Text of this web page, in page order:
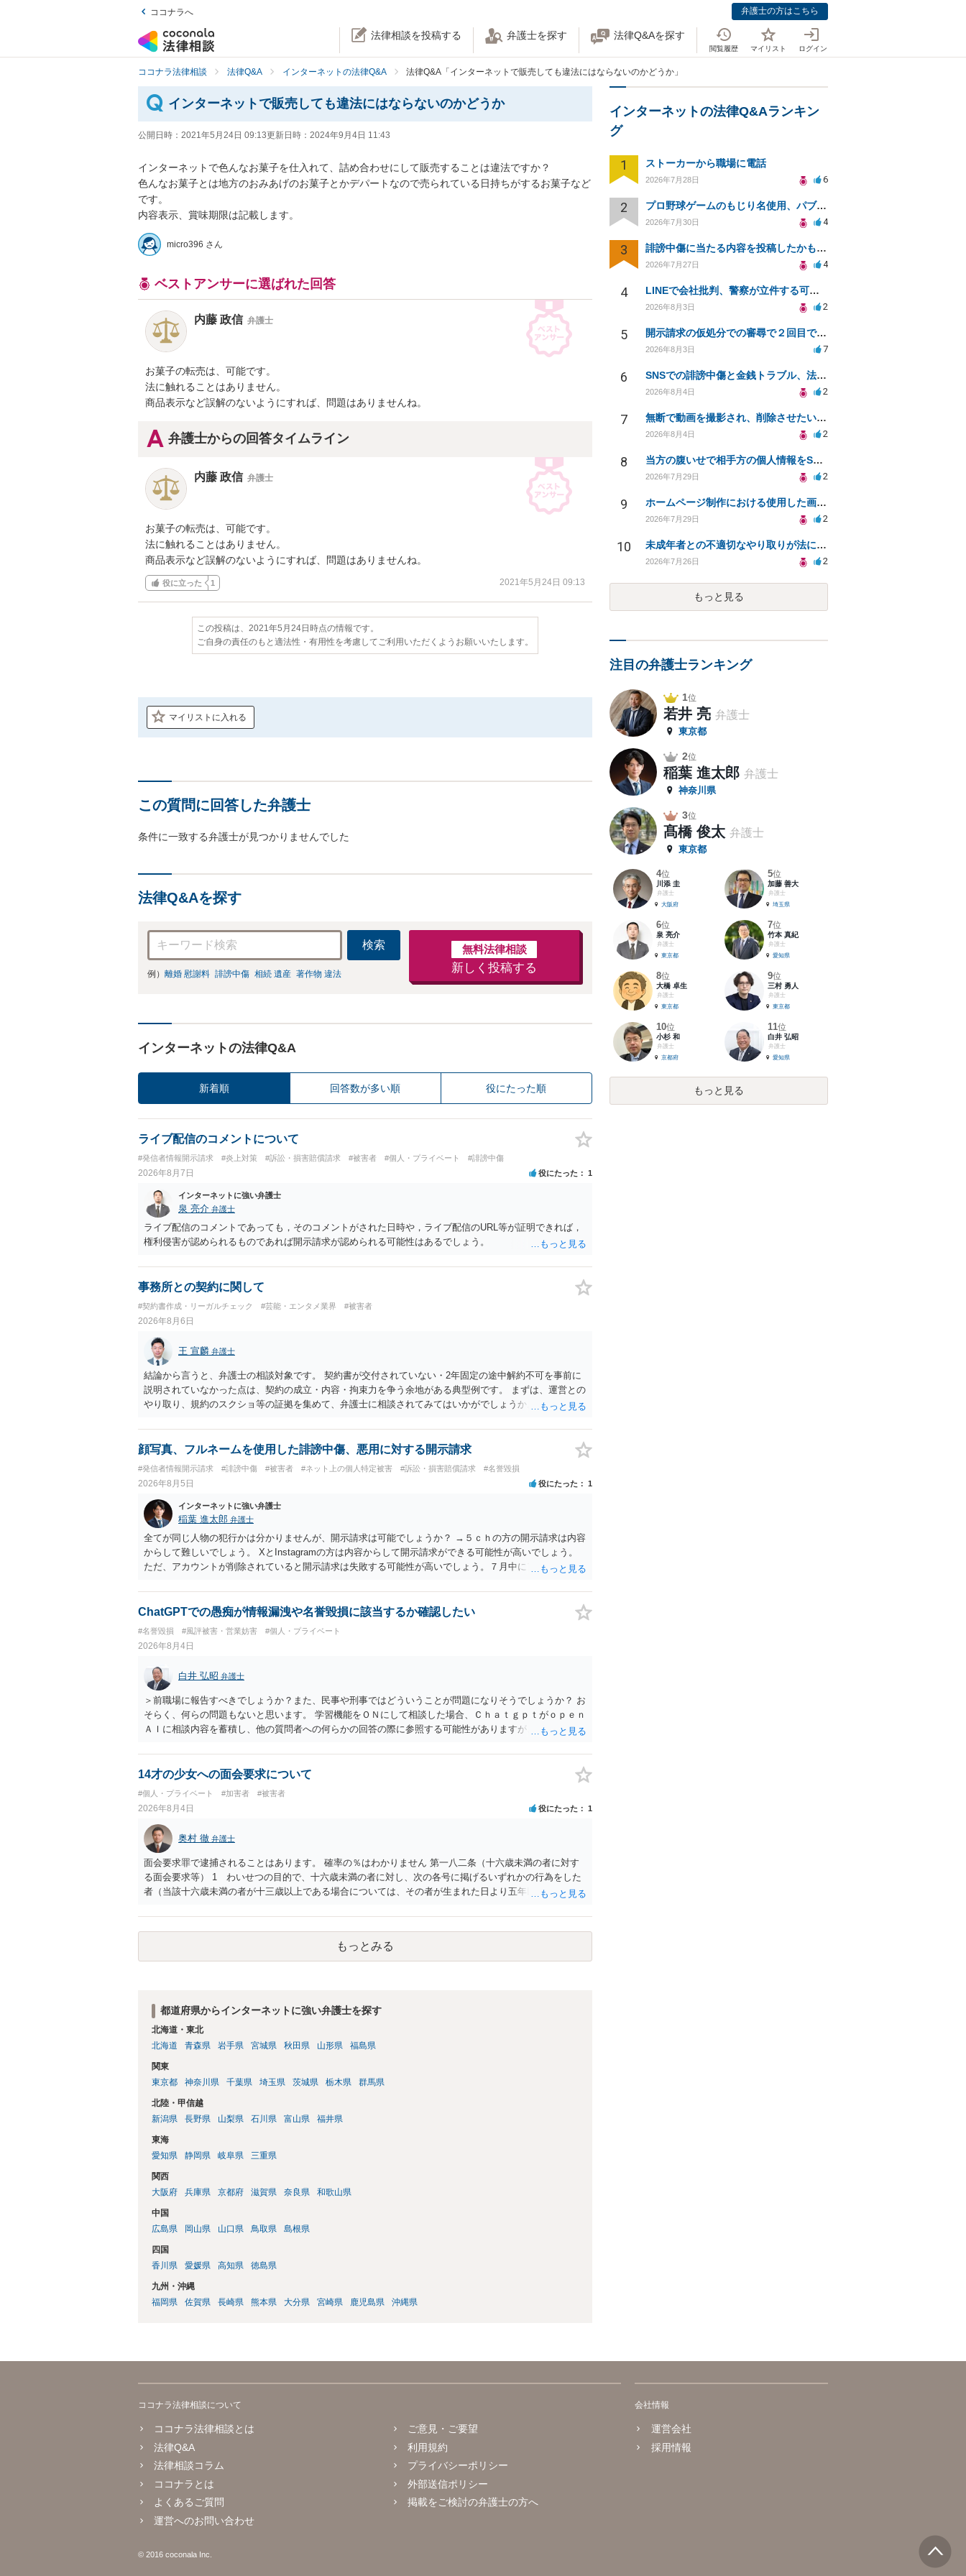
ココナラへ 弁護士の方はこちら
法律相談を投稿する 弁護士を探す 法律Q&Aを探す
閲覧履歴 マイリスト ログイン
ココナラ法律相談 法律Q&A インターネットの法律Q&A 法律Q&A「インターネットで販売しても違法にはならないのかどうか」
インターネットで販売しても違法にはならないのかどうか
公開日時： 2021年5月24日 09:13更新日時： 2024年9月4日 11:43
インターネットで色んなお菓子を仕入れて、詰め合わせにして販売することは違法ですか？
色んなお菓子とは地方のおみあげのお菓子とかデパートなので売られている日持ちがするお菓子など
です。
内容表示、賞味期限は記載します。
micro396 さん
ベストアンサーに選ばれた回答
内藤 政信 弁護士
お菓子の転売は、可能です。
法に触れることはありません。
商品表示など誤解のないようにすれば、問題はありませんね。
弁護士からの回答タイムライン
内藤 政信 弁護士
お菓子の転売は、可能です。
法に触れることはありません。
商品表示など誤解のないようにすれば、問題はありませんね。
役に立った 1 2021年5月24日 09:13
この投稿は、2021年5月24日時点の情報です。
ご自身の責任のもと適法性・有用性を考慮してご利用いただくようお願いいたします。
マイリストに入れる
この質問に回答した弁護士
条件に一致する弁護士が見つかりませんでした
法律Q&Aを探す
検索
例） 離婚 慰謝料 誹謗中傷 相続 遺産 著作物 違法
無料法律相談
新しく投稿する
インターネットの法律Q&A
新着順 回答数が多い順 役にたった順
ライブ配信のコメントについて
#発信者情報開示請求 #炎上対策 #訴訟・損害賠償請求 #被害者 #個人・プライベート #誹謗中傷
2026年8月7日 役にたった 1
インターネットに強い弁護士
泉 亮介 弁護士
ライブ配信のコメントであっても，そのコメントがされた日時や，ライブ配信のURL等が証明できれば，
権利侵害が認められるものであれば開示請求が認められる可能性はあるでしょう。
事務所との契約に関して
#契約書作成・リーガルチェック #芸能・エンタメ業界 #被害者
2026年8月6日
王 宣麟 弁護士
結論から言うと、弁護士の相談対象です。 契約書が交付されていない・2年固定の途中解約不可を事前に
説明されていなかった点は、契約の成立・内容・拘束力を争う余地がある典型例です。 まずは、運営との
やり取り、規約のスクショ等の証拠を集めて、弁護士に相談されてみてはいかがでしょうか。 また同時並
顔写真、フルネームを使用した誹謗中傷、悪用に対する開示請求
#発信者情報開示請求 #誹謗中傷 #被害者 #ネット上の個人特定被害 #訴訟・損害賠償請求 #名誉毀損
2026年8月5日 役にたった 1
インターネットに強い弁護士
稲葉 進太郎 弁護士
全てが同じ人物の犯行かは分かりませんが、開示請求は可能でしょうか？ →５ｃｈの方の開示請求は内容
からして難しいでしょう。 XとInstagramの方は内容からして開示請求ができる可能性が高いでしょう。
ただ、アカウントが削除されていると開示請求は失敗する可能性が高いでしょう。７月中にアカウントが
相手に全ての弁護士費用を負担させることは可能でしょうか？ →訴訟外の交渉で相手方が認めれば負担さ
せることができるでしょう。訴訟で判決となった場合は、実際の弁護士費用が認められる場合と認められ
ChatGPTでの愚痴が情報漏洩や名誉毀損に該当するか確認したい
#名誉毀損 #風評被害・営業妨害 #個人・プライベート
2026年8月4日
白井 弘昭 弁護士
＞前職場に報告すべきでしょうか？また、民事や刑事ではどういうことが問題になりそうでしょうか？ お
そらく、何らの問題もないと思います。 学習機能をＯＮにして相談した場合、Ｃｈａｔｇｐｔがｏｐｅｎ
ＡＩに相談内容を蓄積し、他の質問者への何らかの回答の際に参照する可能性がありますが、個人名や会
ので、その情報自体が、秘密情報に当たるとは思えませんし、名誉棄損として、個人や会社に対する誹謗
中傷の不特定多数への公開に当たるとも思われません。 もちろん、誰がその内容をｃｈａｔｇｐｔに入力
して書き込んだとしても）、相談者さんが刑事民事の責任に問われることはないでしょう。 私見ながらご
参考まで。
14才の少女への面会要求について
#個人・プライベート #加害者 #被害者
2026年8月4日 役にたった 1
奥村 徹 弁護士
面会要求罪で逮捕されることはあります。 確率の％はわかりません 第一八二条（十六歳未満の者に対す
る面会要求等） 1 わいせつの目的で、十六歳未満の者に対し、次の各号に掲げるいずれかの行為をした
者（当該十六歳未満の者が十三歳以上である場合については、その者が生まれた日より五年以上前の日に
又は誘惑して面会を要求すること。 二 拒まれたにもかかわらず、反復して面会を要求すること。 三
金銭その他の利益を供与し、又はその申込み若しくは約束をして面会を要求すること。 2前項の罪を犯
し、よってわいせつの目的で当該十六歳未満の者と面会をした者は、二年以下の拘禁刑又は百万円以下の
罰金に処する。
もっとみる
都道府県からインターネットに強い弁護士を探す
北海道・東北
北海道
青森県 岩手県 宮城県 秋田県 山形県 福島県
関東
東京都
神奈川県 千葉県 埼玉県 茨城県 栃木県 群馬県
北陸・甲信越
新潟県
長野県 山梨県 石川県 富山県 福井県
東海
愛知県
静岡県 岐阜県 三重県
関西
大阪府
兵庫県 京都府 滋賀県 奈良県 和歌山県
中国
広島県
岡山県 山口県 鳥取県 島根県
四国
香川県
愛媛県 高知県 徳島県
九州・沖縄
福岡県
佐賀県 長崎県 熊本県 大分県 宮崎県 鹿児島県 沖縄県
インターネットの法律Q&Aランキン
グ
1 ストーカーから職場に電話
2026年7月28日 6
2 プロ野球ゲームのもじり名使用、パブリシティ権の影響は？
2026年7月30日 4
3 誹謗中傷に当たる内容を投稿したかもしれない。開示請求や民事刑事裁判に発展しうるのか教えて欲しい。
2026年7月27日 4
4 LINEで会社批判、警察が立件する可能性は？
2026年8月3日 2
5 開示請求の仮処分での審尋で２回目で終わらない場合どうしたらいいですか
2026年8月3日 7
6 SNSでの誹謗中傷と金銭トラブル、法的対応の相談
2026年8月4日 2
7 無断で動画を撮影され、削除させたいが連絡が返ってこない。
2026年8月4日 2
8 当方の腹いせで相手方の個人情報をSNSで晒してしまい名誉毀損させてしまったかもしれない
2026年7月29日 2
9 ホームページ制作における使用した画像や文章の著作権について
2026年7月29日 2
10 未成年者との不適切なやり取りが法に触れる可能性と対処法
2026年7月26日 2
もっと見る
注目の弁護士ランキング
1位
若井 亮 弁護士
東京都
2位
稲葉 進太郎 弁護士
神奈川県
3位
髙橋 俊太 弁護士
東京都
4位
川添 圭
弁護士
大阪府
5位
加藤 善大
弁護士
埼玉県
6位
泉 亮介
弁護士
東京都
7位
竹本 真紀
弁護士
愛知県
8位
大橋 卓生
弁護士
東京都
9位
三村 勇人
弁護士
東京都
10位
小杉 和
弁護士
京都府
11位
白井 弘昭
弁護士
愛知県
もっと見る
ココナラ法律相談について
ココナラ法律相談とは
法律Q&A
法律相談コラム
ココナラとは
よくあるご質問
運営へのお問い合わせ
ご意見・ご要望
利用規約
プライバシーポリシー
外部送信ポリシー
掲載をご検討の弁護士の方へ
会社情報
運営会社
採用情報
© 2016 coconala Inc.